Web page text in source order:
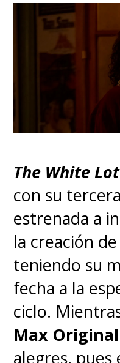
The White
con su
estrenada a
la creación de
teniendo su
fecha a la
ciclo.
Max Original
alegres, pues